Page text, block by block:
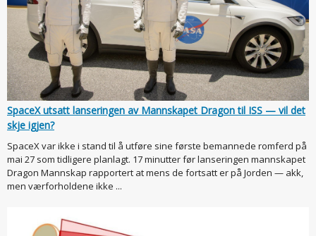
SpaceX utsatt lanseringen av Mannskapet Dragon til ISS — vil det
skje igjen?
SpaceX var ikke i stand til å utføre sine første bemannede romferd på
mai 27 som tidligere planlagt. 17 minutter før lanseringen mannskapet
Dragon Mannskap rapportert at mens de fortsatt er på Jorden — akk,
men værforholdene ikke ...